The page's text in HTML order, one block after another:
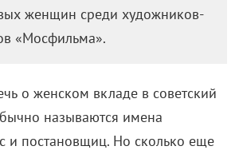
женщин среди художников-
«Мосфильма».
о женском вкладе в советский
называются имена
и постановщиц. Но сколько еще